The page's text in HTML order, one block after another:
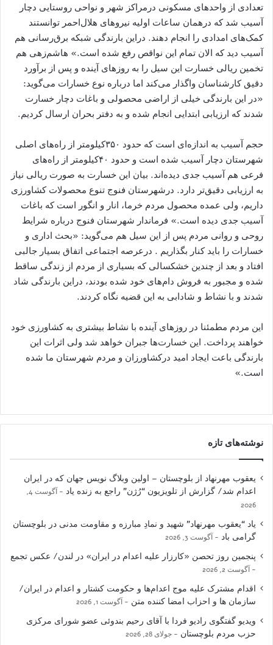
تعدادی از واحدهای مسکونی درمراکز شهر و نواحی روستایی دچار
آسیب شد که درهمان ساعات اولیه نیروهای هلال‌احمر توانستند
کمک‌های امدادی را انجام دهند. دراین بارندگی شبکه برق‌رسانی هم
آسیب دید که الان تمام این نواقص رفع شده است.» هاشم‌زهی هم
تخمین ریالی خسارت این سیل را به روزهای آینده و پس از برآورد
دقیق کارشناسان واگذار می‌کند اما درباره نوع خسارات می‌گوید:
«در این بارندگی خیلی از اراضی محصولی و باغات دچار خسارت
شدند که ارزیابی ابتدایی انجام شده و به دفتر بحران ارسال کردیم.
حجم آسیب به اندازه‌ای است که حدود ۳۵۰کیلومتر از راه‌های اصلی
شهرستان دچار آسیب شده است و حدود ۴۰کیلومتر از راه‌های
فرعی هم آسیب جدی دیده‌اند. بیان این خسارت به صورت ریالی نیاز
به ارزیابی دقیق‌تر دارد. درشهرستان فنوج تنوع محصولات کشاورزی
داریم، ولی عمده محصول مردم خرما، انار و انگور است که باغات
آسیب جدی دیده است.» فرماندار شهرستان فنوج درباره شرایط
روحی و روانی مردم پس از این سیل هم می‌گوید: «بحث اداری و
خسارات را باید کنار بگذاریم . درعرصه اجتماعی اتفاق بسیار جالبی
افتاد و بعد از چندین خشکسالی که بسیاری از مردم از زندگی ساقط
شده و مجبور به فروش دام‌های خود شده بودند، دراین بارندگی شاد
شدند و با نشاط و شادابی به این قضیه نگاه کردند.
این مردم مطمئنا در روزهای آینده با نشاط بیشتری به کشاورزی خود
خواهند پرداخت. این خسارت‌ها جبران خواهد شد ولی اثرات این
بارندگی باعت ایجاد امید درکشاورزان و مردم شهرستان ما شده
است.»
نوشته‌های تازه
یعقوب مهرنهاد از بلوچستان – اولین وبلاگ نویس جهان که در ایران
اعدام شد/ گزارش از تلویزیون “رُژن” راجع به زنده یاد
آگوست 4,
2026
یاد “یعقوب مهرنهاد” شهید و نمادِ مبارزه و مقاومت مدنی در بلوچستان
گرامی باد
آگوست 3, 2026
پنجمین روز تحصن «کارزار علیه اعدام در ایران» در لندن/ عکس تجمع
آگوست 2, 2026
اقدام مشترک علیه موج اعدام‌ها و حکومت کشتار و اعدام در ایران/
سازمان ها و احزاب امضا کننده متن
آگوست 1, 2026
ویدیو گفتگوی رادیو فردا با آقای رحیم بندوئی عضو شورای مرکزی
حزب مردم بلوچستان
جولای 28, 2026